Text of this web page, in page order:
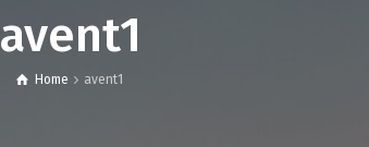
avent1
Home avent1